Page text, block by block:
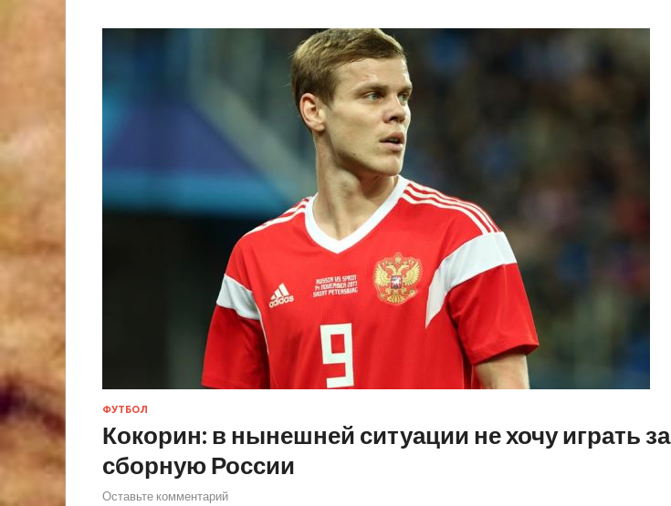
ФУТБОЛ
Кокорин: в нынешней ситуации не хочу играть за
сборную России
Оставьте комментарий